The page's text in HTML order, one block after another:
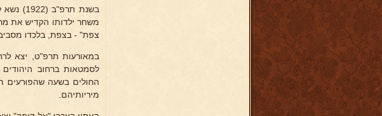
בשנת תרפ"ב (1922) נשא לאשה את
משחר ילדותו הקדיש את
צפת" - בצפת, בלכדו
במאורעות תרפ"ט, יצא
לסמטאות ברחוב היהודים
החולים בשעה שהפורעים
מיריותיהם.